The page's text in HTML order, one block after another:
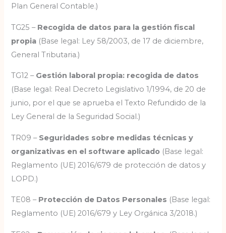
Plan General Contable.)
TG25 – Recogida de datos para la gestión fiscal
propia (Base legal: Ley 58/2003, de 17 de diciembre,
General Tributaria.)
TG12 – Gestión laboral propia: recogida de datos
(Base legal: Real Decreto Legislativo 1/1994, de 20 de
junio, por el que se aprueba el Texto Refundido de la
Ley General de la Seguridad Social.)
TR09 – Seguridades sobre medidas técnicas y
organizativas en el software aplicado (Base legal:
Reglamento (UE) 2016/679 de protección de datos y
LOPD.)
TE08 – Protección de Datos Personales (Base legal:
Reglamento (UE) 2016/679 y Ley Orgánica 3/2018.)